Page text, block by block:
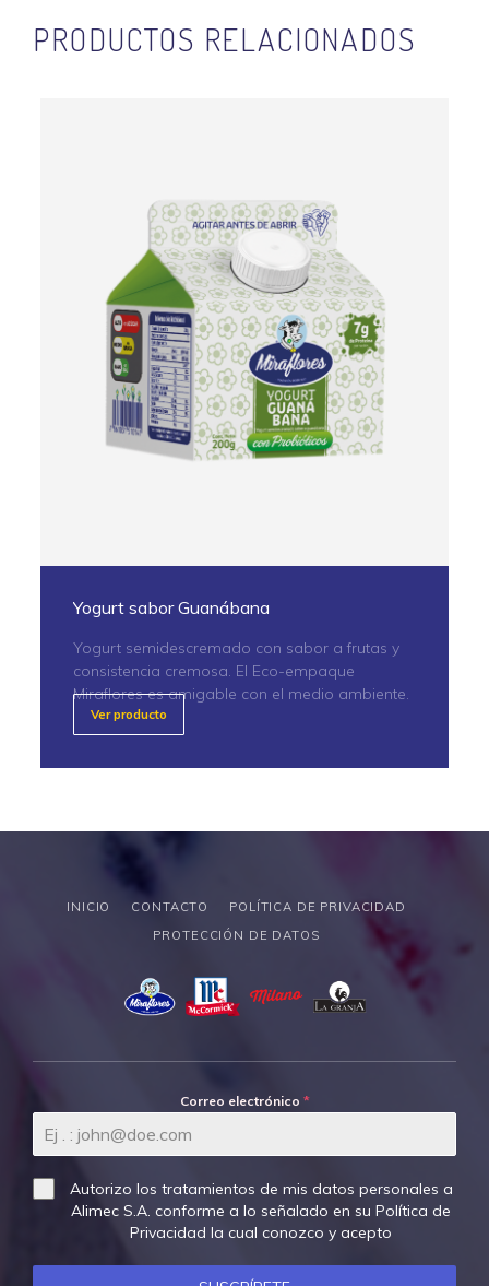
PRODUCTOS RELACIONADOS
Yogurt sabor Guanábana
Yogurt semidescremado con sabor a frutas y
consistencia cremosa. El Eco-empaque
Miraflores es amigable con el medio ambiente.
Ver producto
INICIO CONTACTO
POLÍTICA DE PRIVACIDAD
PROTECCIÓN DE DATOS
Correo electrónico *
Autorizo los tratamientos de mis datos personales a
Alimec S.A. conforme a lo señalado en su Política de
Privacidad la cual conozco y acepto